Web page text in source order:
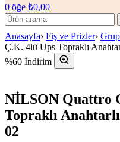
0 öğe ₺0,00
Anasayfa› Fiş ve Prizler›
Ç.K. 4lü Ups Topraklı
%60 İndirim
NİLSON Quattro
Topraklı
02